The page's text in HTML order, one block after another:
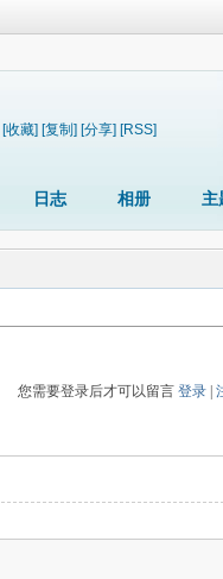
[收藏] [复制] [分享] [RSS]
日志 相册 主
您需要登录后才可以留言登录 |